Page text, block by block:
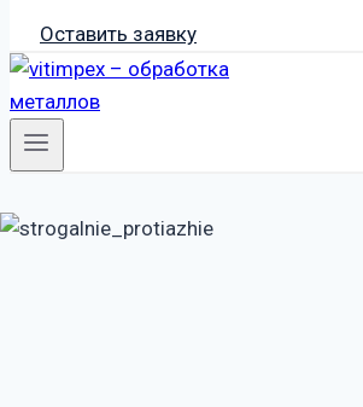
Оставить заявку